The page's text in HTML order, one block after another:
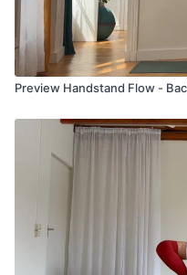
Preview Handstand Flow -